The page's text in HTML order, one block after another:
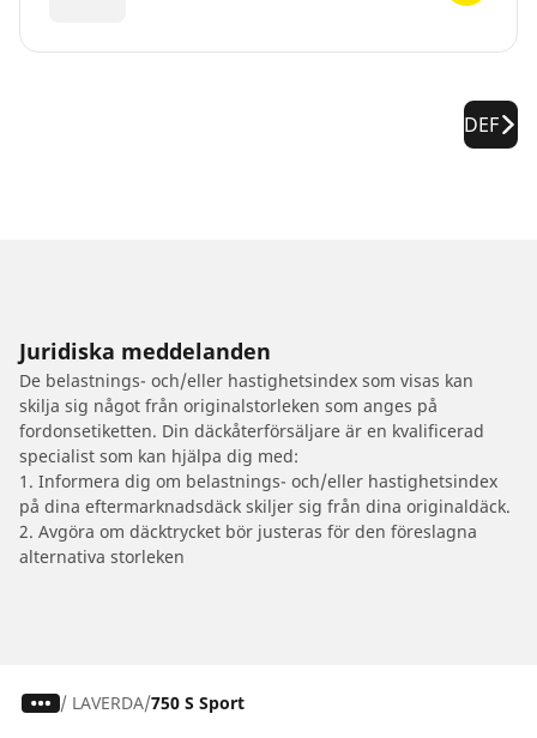
DEF
Juridiska meddelanden
De belastnings- och/eller hastighetsindex som visas kan
skilja sig något från originalstorleken som anges på
fordonsetiketten. Din däckåterförsäljare är en kvalificerad
specialist som kan hjälpa dig med:
1. Informera dig om belastnings- och/eller hastighetsindex
på dina eftermarknadsdäck skiljer sig från dina originaldäck.
2. Avgöra om däcktrycket bör justeras för den föreslagna
alternativa storleken
/ LAVERDA 750 S Sport